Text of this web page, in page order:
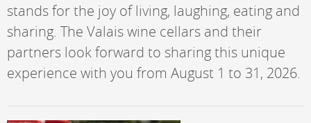
stands for the joy of living, laughing, eating and
sharing. The Valais wine cellars and their
partners look forward to sharing this unique
experience with you from August 1 to 31, 2026.